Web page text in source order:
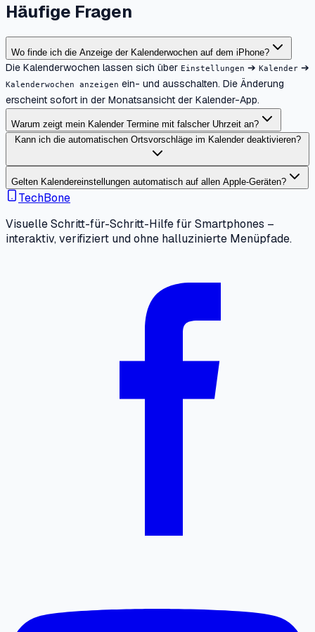
Häufige Fragen
Wo finde ich die Anzeige der Kalenderwochen auf dem iPhone?
Die Kalenderwochen lassen sich über Einstellungen ➔ Kalender ➔
Kalenderwochen anzeigen ein- und ausschalten. Die Änderung
erscheint sofort in der Monatsansicht der Kalender-App.
Warum zeigt mein Kalender Termine mit falscher Uhrzeit an?
Kann ich die automatischen Ortsvorschläge im Kalender deaktivieren?
Gelten Kalendereinstellungen automatisch auf allen Apple-Geräten?
TechBone
Visuelle Schritt-für-Schritt-Hilfe für Smartphones –
interaktiv, verifiziert und ohne halluzinierte Menüpfade.